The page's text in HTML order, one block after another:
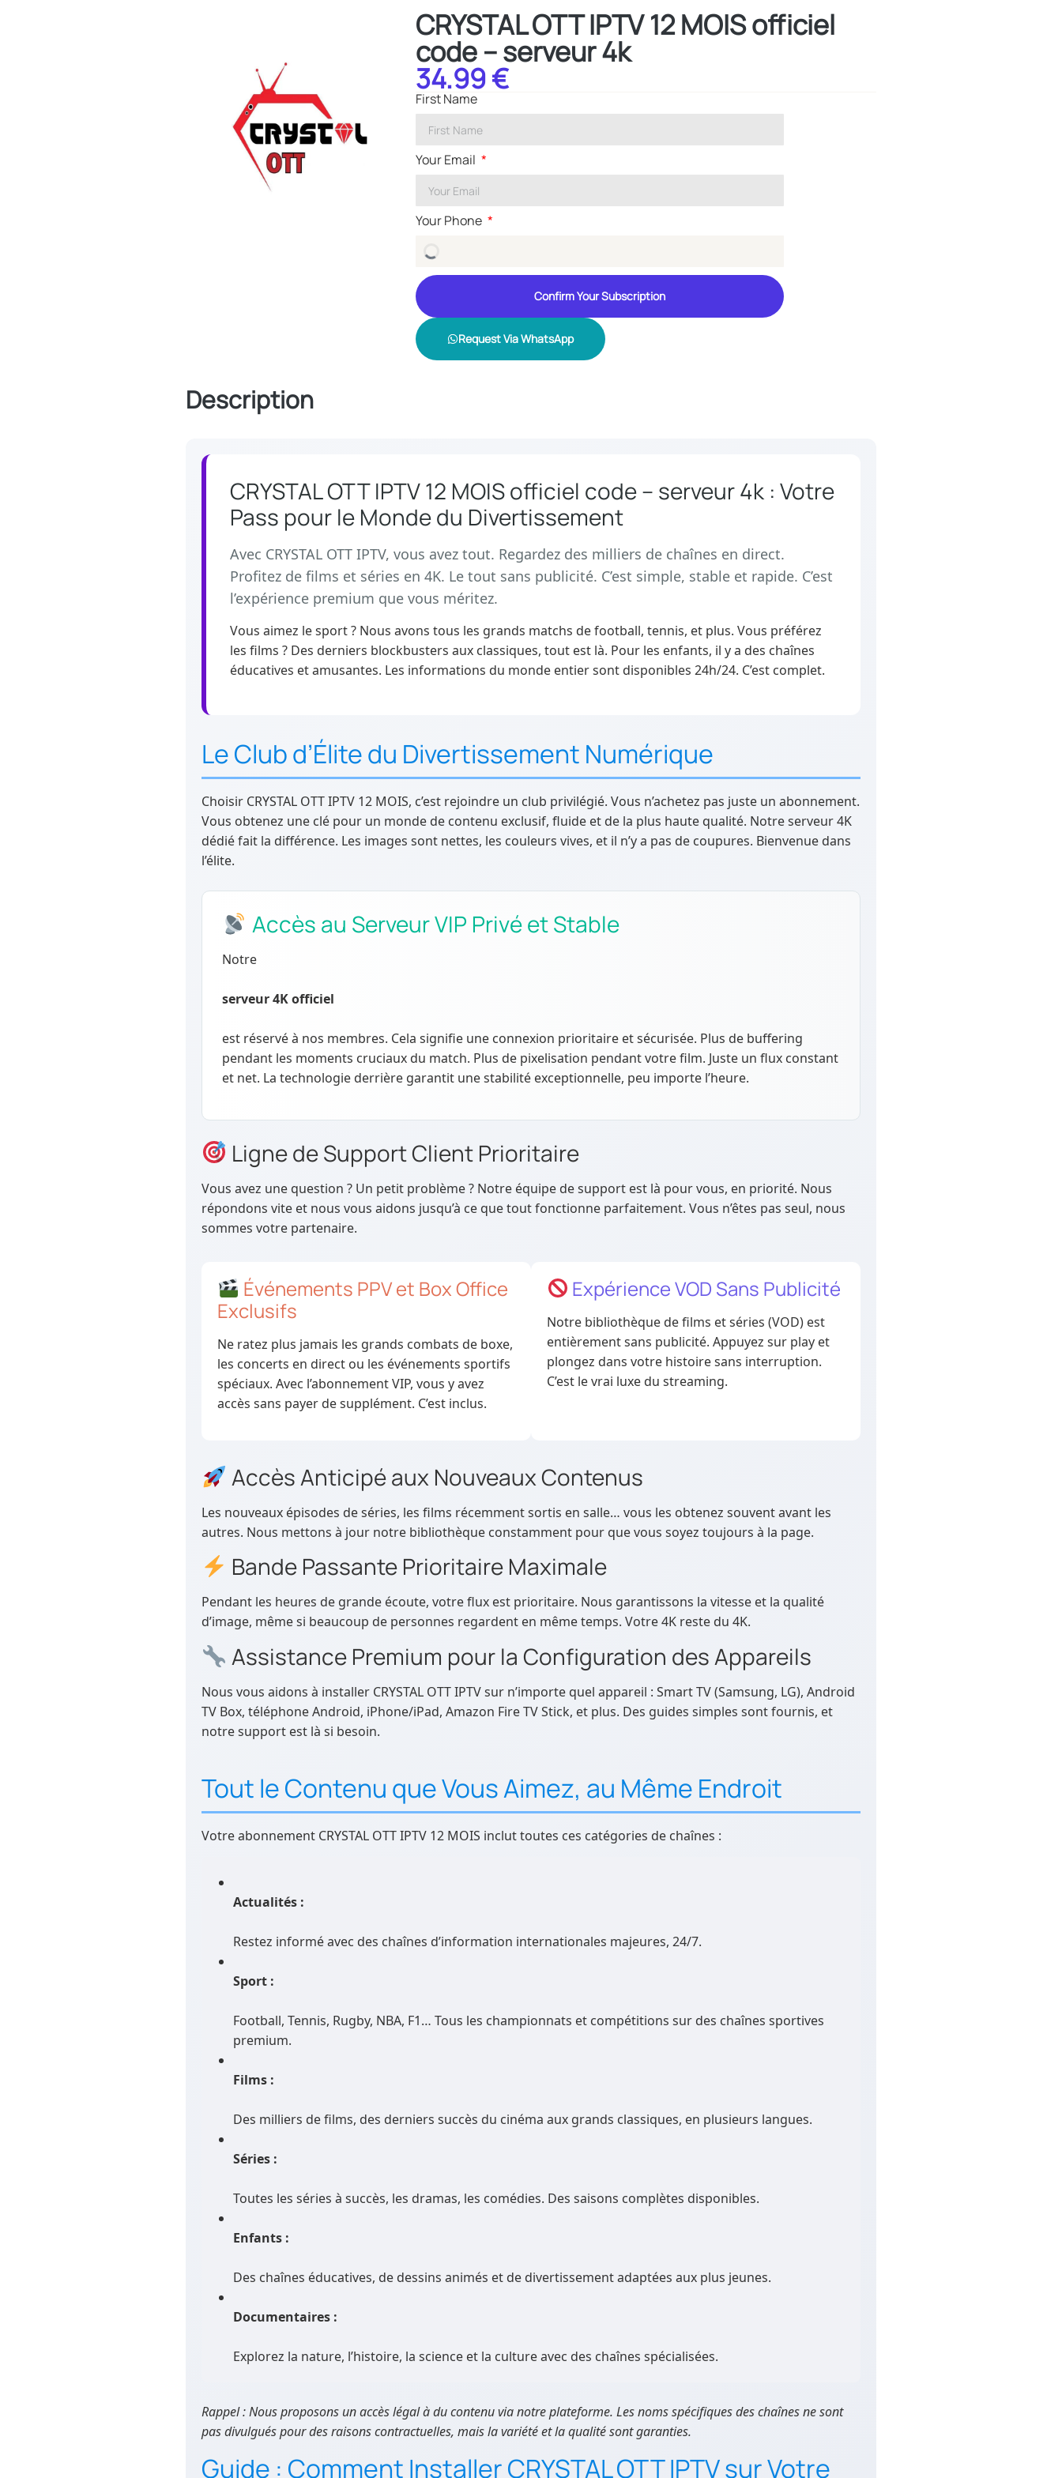
CRYSTAL OTT IPTV 12 MOIS officiel
code – serveur 4k
34.99 €
First Name
Your Email
Your Phone
Confirm Your Subscription
Request Via WhatsApp
Description
CRYSTAL OTT IPTV 12 MOIS officiel code – serveur 4k : Votre
Pass pour le Monde du Divertissement
Avec CRYSTAL OTT IPTV, vous avez tout. Regardez des milliers de chaînes en direct.
Profitez de films et séries en 4K. Le tout sans publicité. C’est simple, stable et rapide. C’est
l’expérience premium que vous méritez.
Vous aimez le sport ? Nous avons tous les grands matchs de football, tennis, et plus. Vous préférez
les films ? Des derniers blockbusters aux classiques, tout est là. Pour les enfants, il y a des chaînes
éducatives et amusantes. Les informations du monde entier sont disponibles 24h/24. C’est complet.
Le Club d’Élite du Divertissement Numérique
Choisir CRYSTAL OTT IPTV 12 MOIS, c’est rejoindre un club privilégié. Vous n’achetez pas juste un abonnement.
Vous obtenez une clé pour un monde de contenu exclusif, fluide et de la plus haute qualité. Notre serveur 4K
dédié fait la différence. Les images sont nettes, les couleurs vives, et il n’y a pas de coupures. Bienvenue dans
l’élite.
Accès au Serveur VIP Privé et Stable
Notre
serveur 4K officiel
est réservé à nos membres. Cela signifie une connexion prioritaire et sécurisée. Plus de buffering
pendant les moments cruciaux du match. Plus de pixelisation pendant votre film. Juste un flux constant
et net. La technologie derrière garantit une stabilité exceptionnelle, peu importe l’heure.
Ligne de Support Client Prioritaire
Vous avez une question ? Un petit problème ? Notre équipe de support est là pour vous, en priorité. Nous
répondons vite et nous vous aidons jusqu’à ce que tout fonctionne parfaitement. Vous n’êtes pas seul, nous
sommes votre partenaire.
Événements PPV et Box Office
Exclusifs
Ne ratez plus jamais les grands combats de boxe,
les concerts en direct ou les événements sportifs
spéciaux. Avec l’abonnement VIP, vous y avez
accès sans payer de supplément. C’est inclus.
Expérience VOD Sans Publicité
Notre bibliothèque de films et séries (VOD) est
entièrement sans publicité. Appuyez sur play et
plongez dans votre histoire sans interruption.
C’est le vrai luxe du streaming.
Accès Anticipé aux Nouveaux Contenus
Les nouveaux épisodes de séries, les films récemment sortis en salle… vous les obtenez souvent avant les
autres. Nous mettons à jour notre bibliothèque constamment pour que vous soyez toujours à la page.
Bande Passante Prioritaire Maximale
Pendant les heures de grande écoute, votre flux est prioritaire. Nous garantissons la vitesse et la qualité
d’image, même si beaucoup de personnes regardent en même temps. Votre 4K reste du 4K.
Assistance Premium pour la Configuration des Appareils
Nous vous aidons à installer CRYSTAL OTT IPTV sur n’importe quel appareil : Smart TV (Samsung, LG), Android
TV Box, téléphone Android, iPhone/iPad, Amazon Fire TV Stick, et plus. Des guides simples sont fournis, et
notre support est là si besoin.
Tout le Contenu que Vous Aimez, au Même Endroit
Votre abonnement CRYSTAL OTT IPTV 12 MOIS inclut toutes ces catégories de chaînes :
Actualités :
Restez informé avec des chaînes d’information internationales majeures, 24/7.
Sport :
Football, Tennis, Rugby, NBA, F1… Tous les championnats et compétitions sur des chaînes sportives
premium.
Films :
Des milliers de films, des derniers succès du cinéma aux grands classiques, en plusieurs langues.
Séries :
Toutes les séries à succès, les dramas, les comédies. Des saisons complètes disponibles.
Enfants :
Des chaînes éducatives, de dessins animés et de divertissement adaptées aux plus jeunes.
Documentaires :
Explorez la nature, l’histoire, la science et la culture avec des chaînes spécialisées.
Rappel : Nous proposons un accès légal à du contenu via notre plateforme. Les noms spécifiques des chaînes ne sont
pas divulgués pour des raisons contractuelles, mais la variété et la qualité sont garanties.
Guide : Comment Installer CRYSTAL OTT IPTV sur Votre